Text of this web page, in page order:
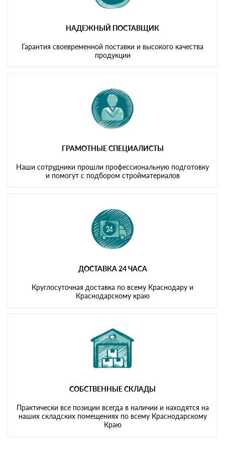
НАДЕЖНЫЙ ПОСТАВЩИК
Гарантия своевременной поставки и высокого качества
продукции
ГРАМОТНЫЕ СПЕЦИАЛИСТЫ
Наши сотрудники прошли профессиональную подготовку
и помогут с подбором стройматериалов
ДОСТАВКА 24 ЧАСА
Круглосуточная доставка по всему Краснодару и
Краснодарскому краю
СОБСТВЕННЫЕ СКЛАДЫ
Практически все позиции всегда в наличии и находятся на
наших складских помещениях по всему Краснодарскому
Краю